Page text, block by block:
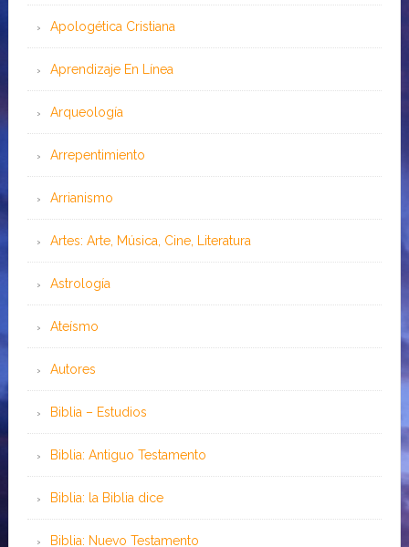
Apologética Cristiana
Aprendizaje En Línea
Arqueología
Arrepentimiento
Arrianismo
Artes: Arte, Música, Cine, Literatura
Astrología
Ateísmo
Autores
Biblia – Estudios
Biblia: Antiguo Testamento
Biblia: la Biblia dice
Biblia: Nuevo Testamento